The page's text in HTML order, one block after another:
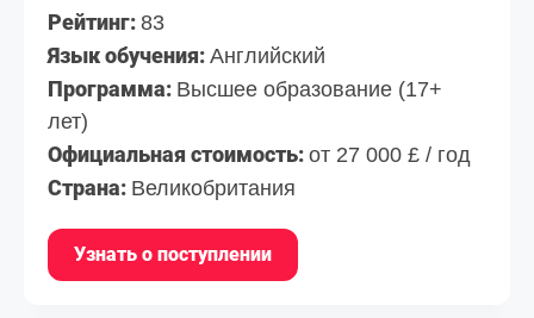
Рейтинг: 83
Язык обучения: Английский
Программа: Высшее образование (17+
лет)
Официальная стоимость: от 27 000 £ / год
Страна: Великобритания
Узнать о поступлении